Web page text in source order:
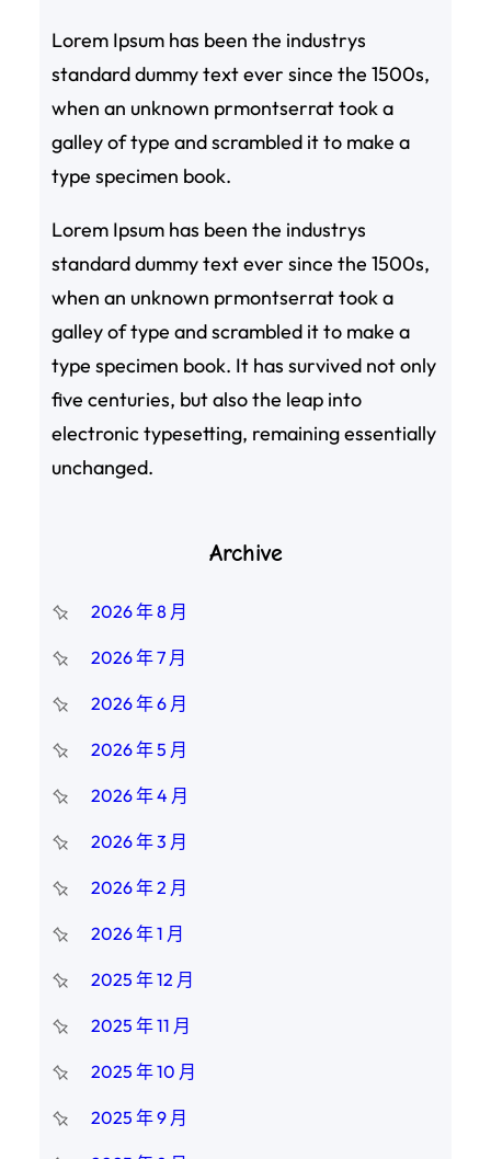
Lorem Ipsum has been the industrys
standard dummy text ever since the 1500s,
when an unknown prmontserrat took a
galley of type and scrambled it to make a
type specimen book.
Lorem Ipsum has been the industrys
standard dummy text ever since the 1500s,
when an unknown prmontserrat took a
galley of type and scrambled it to make a
type specimen book. It has survived not only
five centuries, but also the leap into
electronic typesetting, remaining essentially
unchanged.
Archive
2026 年 8 月
2026 年 7 月
2026 年 6 月
2026 年 5 月
2026 年 4 月
2026 年 3 月
2026 年 2 月
2026 年 1 月
2025 年 12 月
2025 年 11 月
2025 年 10 月
2025 年 9 月